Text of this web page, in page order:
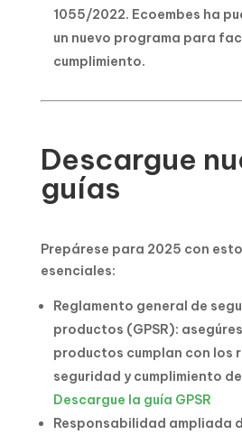
1055/2022. Ecoembes ha
un nuevo programa para
cumplimiento.
Descargue
guías
Prepárese para 2025 con
esenciales:
Reglamento general de
productos (GPSR):
productos cumplan con los
seguridad y cumplimiento de
Descargue la guía GPSR
Responsabilidad ampliada